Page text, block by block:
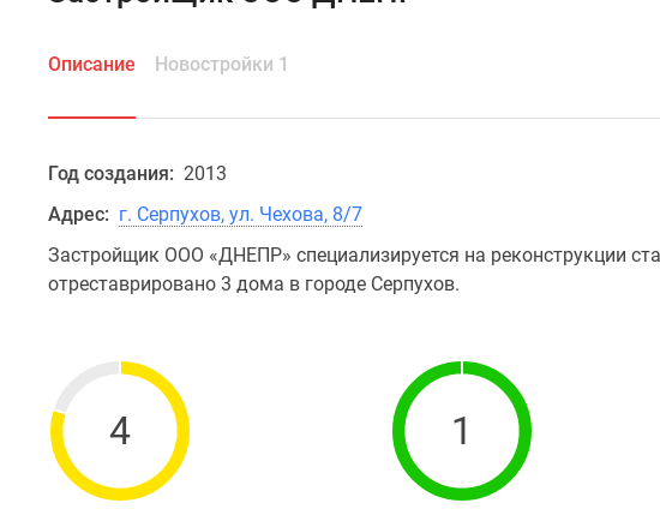
Описание Новостройки 1
Год создания: 2013
Адрес: г. Серпухов, ул. Чехова, 8/7
Застройщик ООО «ДНЕПР» специализируется на реконструкции
отреставрировано 3 дома в городе Серпухов.
4 1